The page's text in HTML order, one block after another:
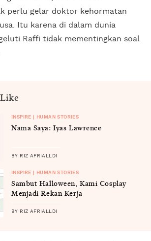
perlu gelar doktor kehormatan
Itu karena di dalam dunia
Raffi tidak mementingkan soal
INSPIRE | HUMAN STORIES
Nama Saya: Iyas Lawrence
BY RIZ AFRIALLDI
INSPIRE | HUMAN STORIES
Sambut Halloween, Kami Cosplay
Menjadi Rekan Kerja
BY RIZ AFRIALLDI